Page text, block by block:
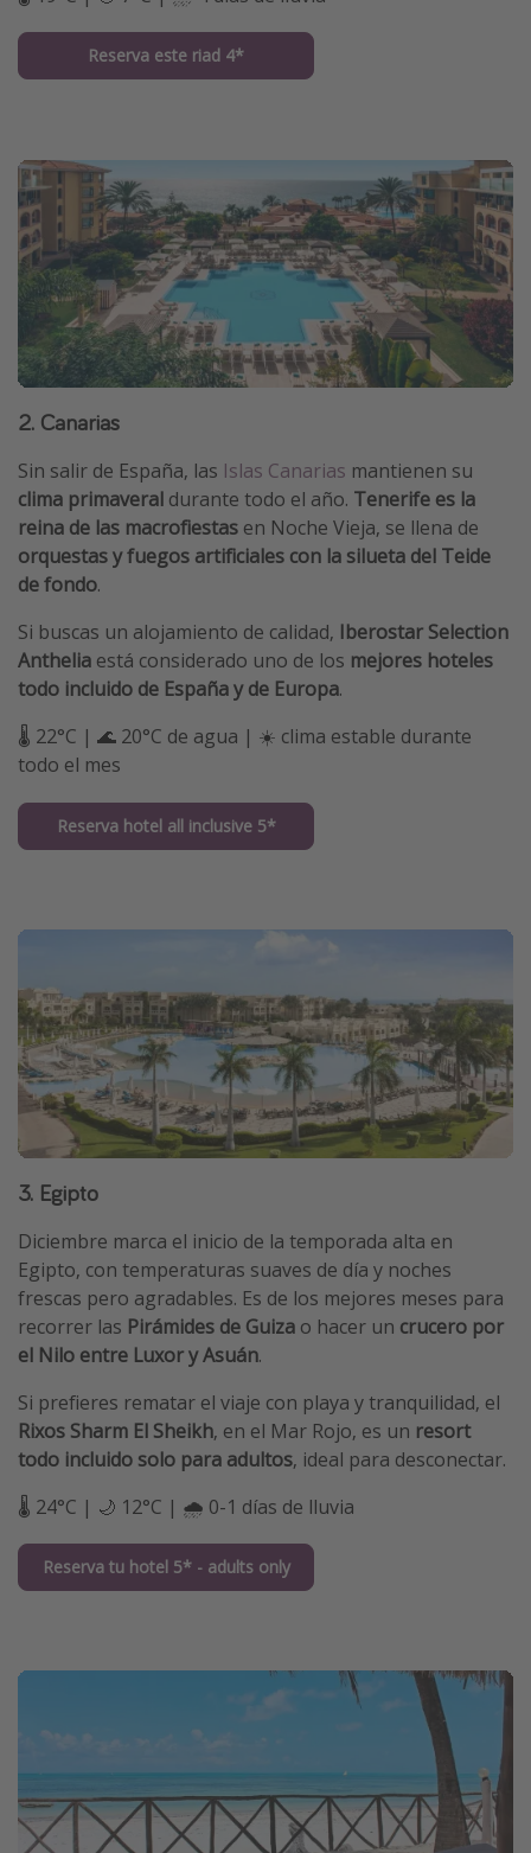
Reserva este riad 4*
2. Canarias
Sin salir de España, las Islas Canarias mantienen su
clima primaveral durante todo el año. Tenerife es la
reina de las macrofiestas en Noche Vieja, se llena de
orquestas y fuegos artificiales con la silueta del Teide
de fondo.
Si buscas un alojamiento de calidad, Iberostar Selection
Anthelia está considerado uno de los mejores hoteles
todo incluido de España y de Europa.
🌡️ 22°C | 🌊 20°C de agua | ☀️ clima estable durante
todo el mes
Reserva hotel all inclusive 5*
3. Egipto
Diciembre marca el inicio de la temporada alta en
Egipto, con temperaturas suaves de día y noches
frescas pero agradables. Es de los mejores meses para
recorrer las Pirámides de Guiza o hacer un crucero por
el Nilo entre Luxor y Asuán.
Si prefieres rematar el viaje con playa y tranquilidad, el
Rixos Sharm El Sheikh, en el Mar Rojo, es un resort
todo incluido solo para adultos, ideal para desconectar.
🌡️ 24°C | 🌙 12°C | 🌧️ 0-1 días de lluvia
Reserva tu hotel 5* - adults only